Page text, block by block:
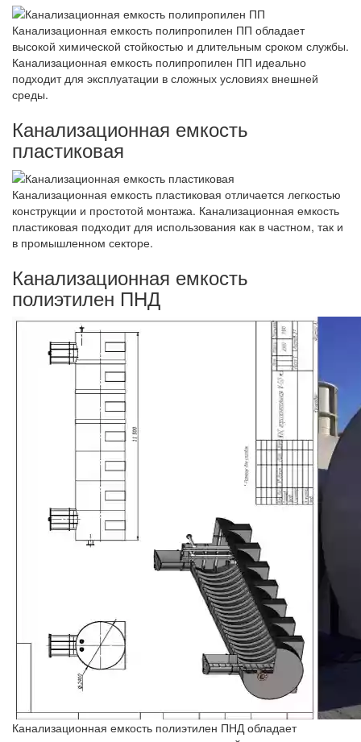
Канализационная емкость полипропилен ПП обладает
высокой химической стойкостью и длительным сроком службы.
Канализационная емкость полипропилен ПП идеально
подходит для эксплуатации в сложных условиях внешней
среды.
Канализационная емкость
пластиковая
Канализационная емкость пластиковая отличается легкостью
конструкции и простотой монтажа. Канализационная емкость
пластиковая подходит для использования как в частном, так и
в промышленном секторе.
Канализационная емкость
полиэтилен ПНД
Канализационная емкость полиэтилен ПНД обладает